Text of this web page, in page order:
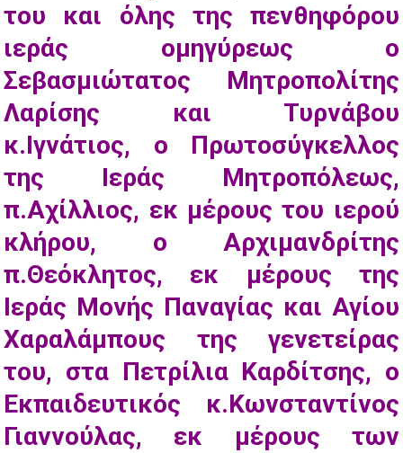
του και όλης της πενθηφόρου
ιεράς ομηγύρεως ο
Σεβασμιώτατος Μητροπολίτης
Λαρίσης και Τυρνάβου
κ.Ιγνάτιος, ο Πρωτοσύγκελλος
της Ιεράς Μητροπόλεως,
π.Αχίλλιος, εκ μέρους του ιερού
κλήρου, ο Αρχιμανδρίτης
π.Θεόκλητος, εκ μέρους της
Ιεράς Μονής Παναγίας και Αγίου
Χαραλάμπους της γενετείρας
του, στα Πετρίλια Καρδίτσης, ο
Εκπαιδευτικός κ.Κωνσταντίνος
Γιαννούλας, εκ μέρους των